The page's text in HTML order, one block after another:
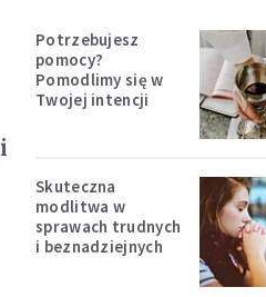
Potrzebujesz
pomocy?
Pomodlimy się w
Twojej intencji
Skuteczna
modlitwa w
sprawach trudnych
i beznadziejnych